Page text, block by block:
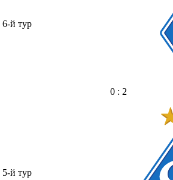
6-й тур
0 : 2
5-й тур